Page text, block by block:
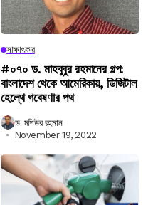
সাক্ষাৎকার
#০৭০ ড. মাহবুবুর রহমানের গল্প:
বাংলাদেশ থেকে আমেরিকায়, ডিজিটাল
হেল্থে গবেষণার পথ
ড. মশিউর রহমান
November 19, 2022